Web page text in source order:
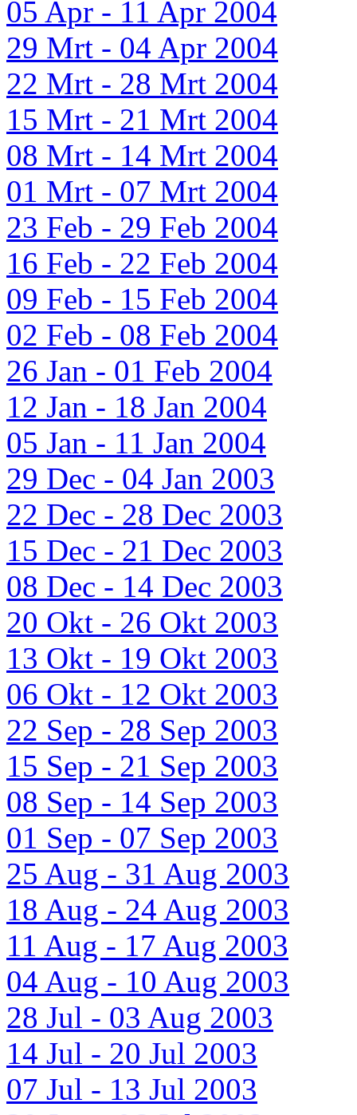
05 Apr - 11 Apr 2004
29 Mrt - 04 Apr 2004
22 Mrt - 28 Mrt 2004
15 Mrt - 21 Mrt 2004
08 Mrt - 14 Mrt 2004
01 Mrt - 07 Mrt 2004
23 Feb - 29 Feb 2004
16 Feb - 22 Feb 2004
09 Feb - 15 Feb 2004
02 Feb - 08 Feb 2004
26 Jan - 01 Feb 2004
12 Jan - 18 Jan 2004
05 Jan - 11 Jan 2004
29 Dec - 04 Jan 2003
22 Dec - 28 Dec 2003
15 Dec - 21 Dec 2003
08 Dec - 14 Dec 2003
20 Okt - 26 Okt 2003
13 Okt - 19 Okt 2003
06 Okt - 12 Okt 2003
22 Sep - 28 Sep 2003
15 Sep - 21 Sep 2003
08 Sep - 14 Sep 2003
01 Sep - 07 Sep 2003
25 Aug - 31 Aug 2003
18 Aug - 24 Aug 2003
11 Aug - 17 Aug 2003
04 Aug - 10 Aug 2003
28 Jul - 03 Aug 2003
14 Jul - 20 Jul 2003
07 Jul - 13 Jul 2003